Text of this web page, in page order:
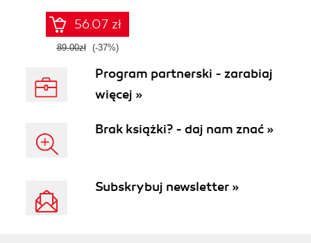
56.07 zł
89.00zł (-37%)
Program partnerski - zarabiaj
więcej »
Brak książki? - daj nam znać »
Subskrybuj newsletter »